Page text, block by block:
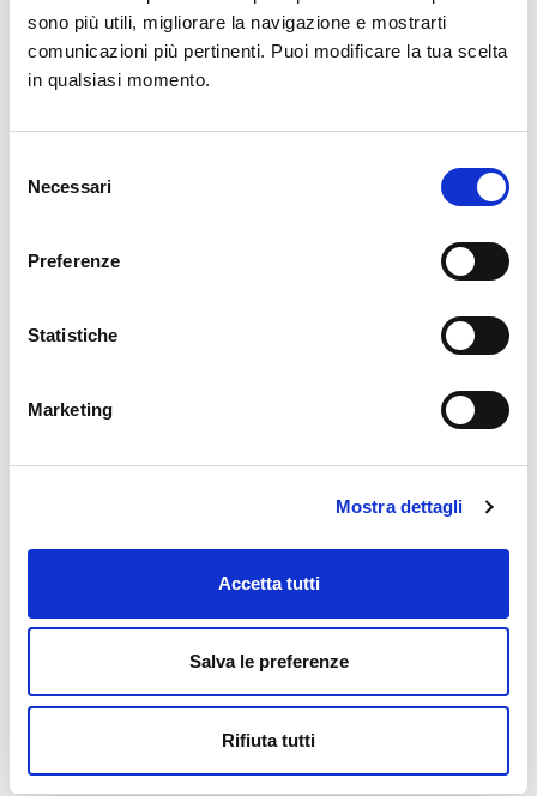
sono più utili, migliorare la navigazione e mostrarti
comunicazioni più pertinenti. Puoi modificare la tua scelta
in qualsiasi momento.
delNecessari
Preferenze
Statistiche
Marketing
Mostra dettagli
Accetta tutti
Salva le preferenze
Rifiuta tutti
Una volta che la frutta è ben congelata, lasciala riposare a
Utilizzando un estrattore come il LifeEnergy Pro, inserisci
alternando pezzi di anguria e lamponi ghiacciati con spicchi di
limone.
5. Raccolta e Amalgamazione
Dalla bocchetta delle fibre dell'estrattore uscirà una polpa
ghiacciata che costituisce il nostro sorbetto. Raccoglila in un
contenitore e mescolala bene per ottenere una consistenza
6. Dolcificazione (Opzionale):
Se desideri un sorbetto un po' più dolce, aggiungi un filo di